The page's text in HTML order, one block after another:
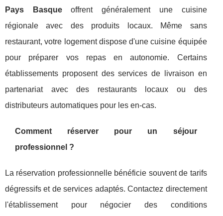
Pays Basqueoffrent généralement une cuisine
régionale avec des produits locaux. Même sans
restaurant, votre logement dispose d'une cuisine équipée
pour préparer vos repas en autonomie. Certains
établissements proposent des services de livraison en
partenariat avec des restaurants locaux ou des
distributeurs automatiques pour les en-cas.
Comment réserver pour un séjour
professionnel ?
La réservation professionnelle bénéficie souvent de tarifs
dégressifs et de services adaptés. Contactez directement
l'établissement pour négocier des conditions